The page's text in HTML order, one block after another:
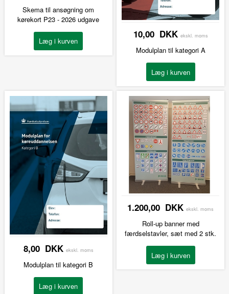
Skema til ansøgning om
kørekort P23 - 2026 udgave
10,00 DKK ekskl. moms
Modulplan til kategori A
8,00 DKK ekskl. moms
Modulplan til kategori B
1.200,00 DKKekskl. moms
Roll-up banner med
færdselstavler, sæt med 2 stk.